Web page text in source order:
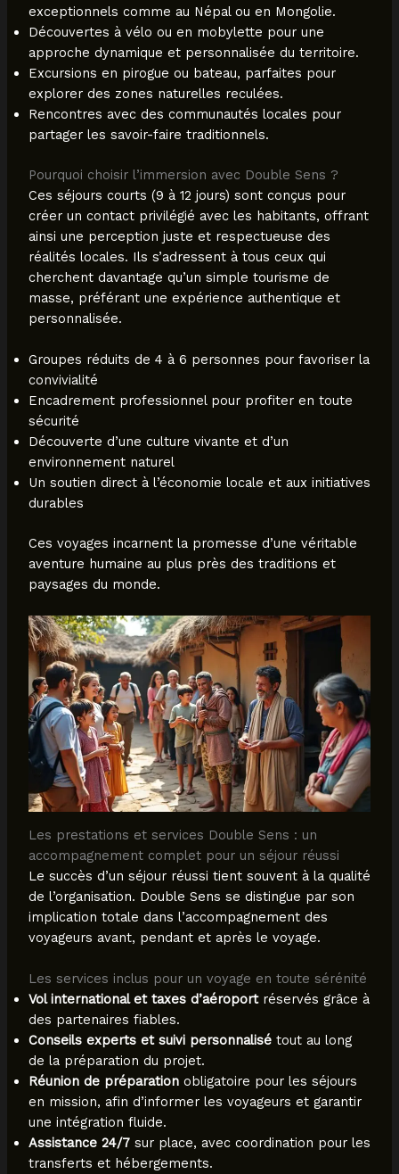
exceptionnels comme au Népal ou en Mongolie.
Découvertes à vélo ou en mobylette pour une
approche dynamique et personnalisée du territoire.
Excursions en pirogue ou bateau, parfaites pour
explorer des zones naturelles reculées.
Rencontres avec des communautés locales pour
partager les savoir-faire traditionnels.
Pourquoi choisir l’immersion avec Double Sens ?
Ces séjours courts (9 à 12 jours) sont conçus pour
créer un contact privilégié avec les habitants, offrant
ainsi une perception juste et respectueuse des
réalités locales. Ils s’adressent à tous ceux qui
cherchent davantage qu’un simple tourisme de
masse, préférant une expérience authentique et
personnalisée.
Groupes réduits de 4 à 6 personnes pour favoriser la
convivialité
Encadrement professionnel pour profiter en toute
sécurité
Découverte d’une culture vivante et d’un
environnement naturel
Un soutien direct à l’économie locale et aux initiatives
durables
Ces voyages incarnent la promesse d’une véritable
aventure humaine au plus près des traditions et
paysages du monde.
Les prestations et services Double Sens : un
accompagnement complet pour un séjour réussi
Le succès d’un séjour réussi tient souvent à la qualité
de l’organisation. Double Sens se distingue par son
implication totale dans l’accompagnement des
voyageurs avant, pendant et après le voyage.
Les services inclus pour un voyage en toute sérénité
Vol international et taxes d’aéroportréservés grâce à
des partenaires fiables.
Conseils experts et suivi personnalisétout au long
de la préparation du projet.
Réunion de préparationobligatoire pour les séjours
en mission, afin d’informer les voyageurs et garantir
une intégration fluide.
Assistance 24/7sur place, avec coordination pour les
transferts et hébergements.